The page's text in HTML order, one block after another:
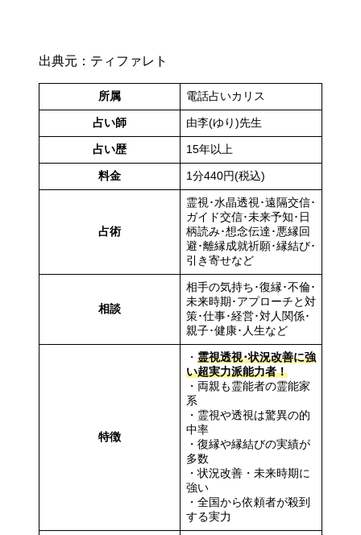
出典元：ティファレト
所属 電話占いカリス
占い師 由李(ゆり)先生
占い歴 15年以上
料金 1分440円(税込)
占術
霊視･水晶透視･遠隔交信･
ガイド交信･未来予知･日
柄読み･想念伝達･悪縁回
避･離縁成就祈願･縁結び･
引き寄せなど
相談
相手の気持ち･復縁･不倫･
未来時期･アプローチと対
策･仕事･経営･対人関係･
親子･健康･人生など
特徴
・ 霊視透視･状況改善に強
い超実力派能力者！
・両親も霊能者の霊能家
系
・霊視や透視は驚異の的
中率
・復縁や縁結びの実績が
多数
・状況改善・未来時期に
強い
・全国から依頼者が殺到
する実力